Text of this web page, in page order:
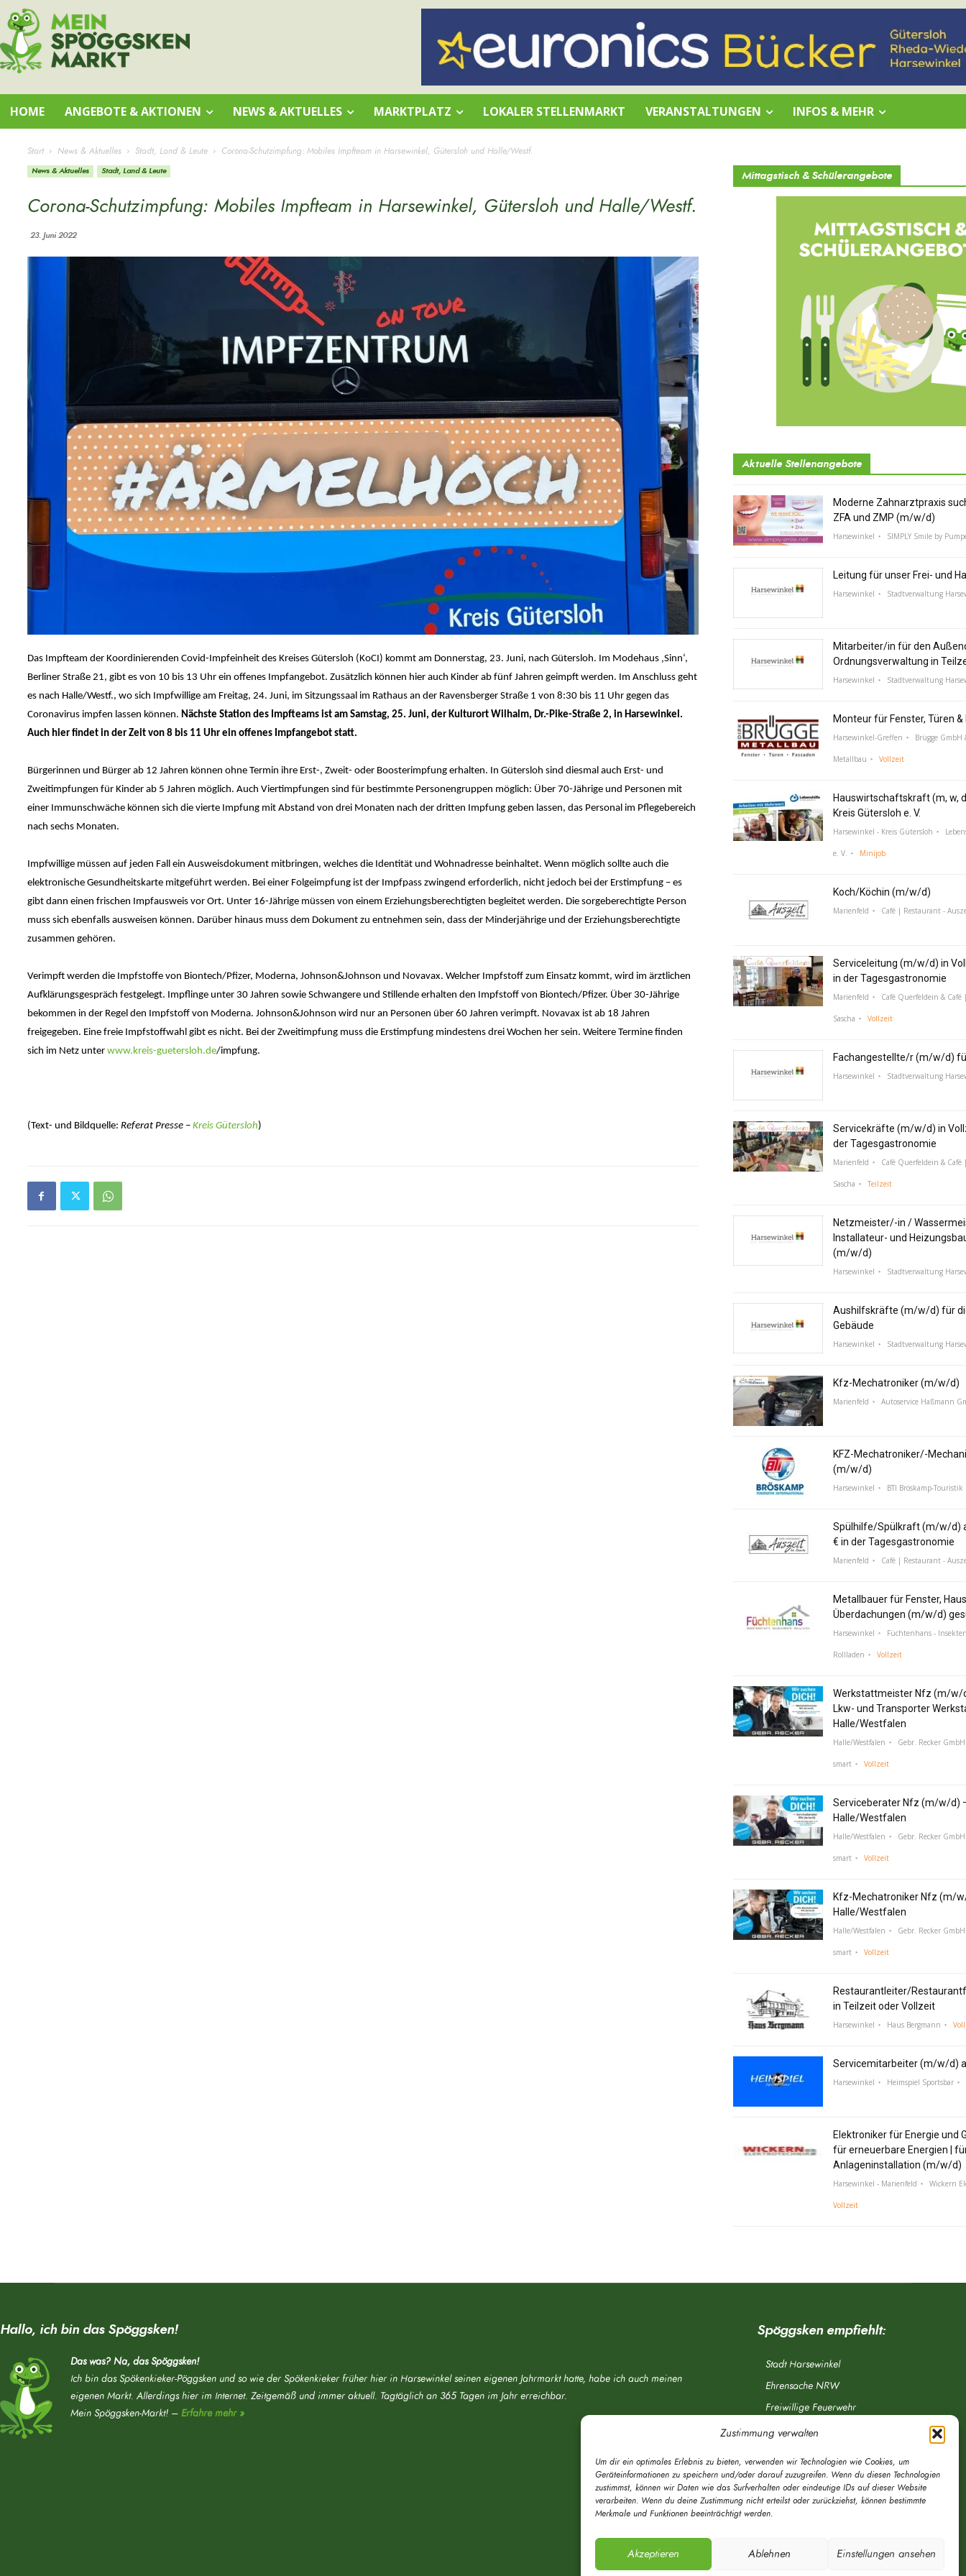
Zustimmung verwalten
Um dir ein optimales Erlebnis zu bieten, verwenden wir Technologien wie Cookies, um
Geräteinformationen zu speichern und/oder darauf zuzugreifen. Wenn du diesen Technologien
zustimmst, können wir Daten wie das Surfverhalten oder eindeutige IDs auf dieser Website
verarbeiten. Wenn du deine Zustimmung nicht erteilst oder zurückziehst, können bestimmte
Merkmale und Funktionen beeinträchtigt werden.
Akzeptieren Ablehnen Einstellungen ansehen
HOME ANGEBOTE & AKTIONEN NEWS & AKTUELLES MARKTPLATZ LOKALER STELLENMARKT VERANSTALTUNGEN INFOS & MEHR
Start News & Aktuelles Stadt, Land & Leute Corona-Schutzimpfung: Mobiles Impfteam in Harsewinkel, Gütersloh und Halle/Westf.
News & Aktuelles Stadt, Land & Leute
Corona-Schutzimpfung: Mobiles Impfteam in Harsewinkel, Gütersloh und Halle/Westf.
23. Juni 2022
Das Impfteam der Koordinierenden Covid-Impfeinheit des Kreises Gütersloh (KoCI) kommt am Donnerstag, 23. Juni, nach Gütersloh. Im Modehaus ‚Sinn‘,
Berliner Straße 21, gibt es von 10 bis 13 Uhr ein offenes Impfangebot. Zusätzlich können hier auch Kinder ab fünf Jahren geimpft werden. Im Anschluss geht
es nach Halle/Westf., wo sich Impfwillige am Freitag, 24. Juni, im Sitzungssaal im Rathaus an der Ravensberger Straße 1 von 8:30 bis 11 Uhr gegen das
Coronavirus impfen lassen können. Nächste Station des Impfteams ist am Samstag, 25. Juni, der Kulturort Wilhalm, Dr.-Pike-Straße 2, in Harsewinkel.
Auch hier findet in der Zeit von 8 bis 11 Uhr ein offenes Impfangebot statt.
Bürgerinnen und Bürger ab 12 Jahren können ohne Termin ihre Erst-, Zweit- oder Boosterimpfung erhalten. In Gütersloh sind diesmal auch Erst- und
Zweitimpfungen für Kinder ab 5 Jahren möglich. Auch Viertimpfungen sind für bestimmte Personengruppen möglich: Über 70-Jährige und Personen mit
einer Immunschwäche können sich die vierte Impfung mit Abstand von drei Monaten nach der dritten Impfung geben lassen, das Personal im Pflegebereich
nach sechs Monaten.
Impfwillige müssen auf jeden Fall ein Ausweisdokument mitbringen, welches die Identität und Wohnadresse beinhaltet. Wenn möglich sollte auch die
elektronische Gesundheitskarte mitgeführt werden. Bei einer Folgeimpfung ist der Impfpass zwingend erforderlich, nicht jedoch bei der Erstimpfung – es
gibt dann einen frischen Impfausweis vor Ort. Unter 16-Jährige müssen von einem Erziehungsberechtigten begleitet werden. Die sorgeberechtigte Person
muss sich ebenfalls ausweisen können. Darüber hinaus muss dem Dokument zu entnehmen sein, dass der Minderjährige und der Erziehungsberechtigte
zusammen gehören.
Verimpft werden die Impfstoffe von Biontech/Pfizer, Moderna, Johnson&Johnson und Novavax. Welcher Impfstoff zum Einsatz kommt, wird im ärztlichen
Aufklärungsgespräch festgelegt. Impflinge unter 30 Jahren sowie Schwangere und Stillende erhalten den Impfstoff von Biontech/Pfizer. Über 30-Jährige
bekommen in der Regel den Impfstoff von Moderna. Johnson&Johnson wird nur an Personen über 60 Jahren verimpft. Novavax ist ab 18 Jahren
freigegeben. Eine freie Impfstoffwahl gibt es nicht. Bei der Zweitimpfung muss die Erstimpfung mindestens drei Wochen her sein. Weitere Termine finden
sich im Netz unter www.kreis-guetersloh.de/impfung.
(Text- und Bildquelle: Referat Presse – Kreis Gütersloh)
Mittagstisch & Schülerangebote
Aktuelle Stellenangebote
Moderne Zahnarztpraxis
ZFA und ZMP (m/w/d)
Harsewinkel SIMPLY Smile by
Leitung für unser Frei- und
Harsewinkel Stadtverwaltung
Mitarbeiter/in für den
Ordnungsverwaltung in
Harsewinkel Stadtverwaltung
Monteur für Fenster, Türen
Harsewinkel-Greffen Brügge GmbH
Metallbau Vollzeit
Hauswirtschaftskraft (m, w,
Kreis Gütersloh e. V.
Harsewinkel - Kreis Gütersloh
e. V. Minijob
Koch/Köchin (m/w/d)
Marienfeld Café | Restaurant -
Serviceleitung (m/w/d) in
in der Tagesgastronomie
Marienfeld Café Querfeldein &
Sascha Vollzeit
Fachangestellte/r (m/w/d)
Harsewinkel Stadtverwaltung
Servicekräfte (m/w/d) in
der Tagesgastronomie
Marienfeld Café Querfeldein &
Sascha Teilzeit
Netzmeister/-in /
Installateur- und
(m/w/d)
Harsewinkel Stadtverwaltung
Aushilfskräfte (m/w/d) für
Gebäude
Harsewinkel Stadtverwaltung
Kfz-Mechatroniker (m/w/d)
Marienfeld Autoservice Haßmann
KFZ-Mechatroniker/-
(m/w/d)
Harsewinkel BTI Bröskamp-
Spülhilfe/Spülkraft (m/w/d)
€ in der Tagesgastronomie
Marienfeld Café | Restaurant -
Metallbauer für Fenster,
Überdachungen (m/w/d)
Harsewinkel Füchtenhans -
Rollladen Vollzeit
Werkstattmeister Nfz (m/w/
Lkw- und Transporter
Halle/Westfalen
Halle/Westfalen Gebr. Recker
smart Vollzeit
Serviceberater Nfz (m/w/d)
Halle/Westfalen
Halle/Westfalen Gebr. Recker
smart Vollzeit
Kfz-Mechatroniker Nfz (m/
Halle/Westfalen
Halle/Westfalen Gebr. Recker
smart Vollzeit
Restaurantleiter/
in Teilzeit oder Vollzeit
Harsewinkel Haus Bergmann
Servicemitarbeiter (m/w/d)
Harsewinkel Heimspiel Sportsbar
Elektroniker für Energie und
für erneuerbare Energien |
Anlageninstallation (m/w/d)
Harsewinkel - Marienfeld Wickern
Vollzeit
Hallo, ich bin das Spöggsken!
Das was? Na, das Spöggsken!
Ich bin das Spökenkieker-Pöggsken und so wie der Spökenkieker früher hier in Harsewinkel seinen eigenen Jahrmarkt hatte, habe ich auch meinen
eigenen Markt. Allerdings hier im Internet. Zeitgemäß und immer aktuell. Tagtäglich an 365 Tagen im Jahr erreichbar.
Mein Spöggsken-Markt! – Erfahre mehr »
Spöggsken empfiehlt:
Stadt Harsewinkel
Ehrensache NRW
Freiwillige Feuerwehr
Aponet.de
Greffen.de
Verkehrsverein Harsewinkel e. V.
DRK Ortsverein Harsewinkel e. V.